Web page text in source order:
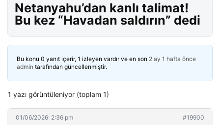
Netanyahu’dan kanlı talimat!
Bu kez “Havadan saldırın” dedi
Bu konu 0 yanıt içerir, 1 izleyen vardır ve en son 2 ay 1 hafta önce
admin tarafından güncellenmiştir.
1 yazı görüntüleniyor (toplam 1)
01/06/2026: 2:36 pm #19900